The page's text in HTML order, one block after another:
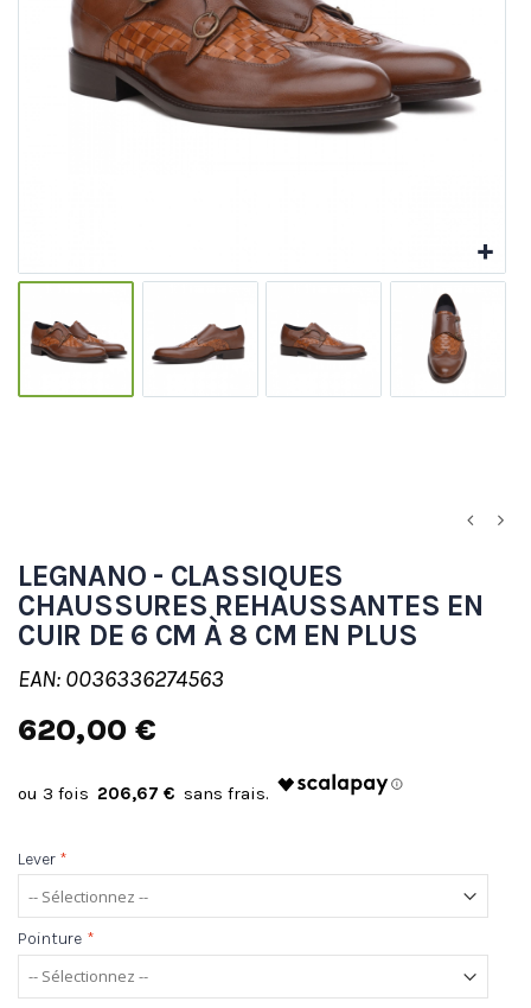
LEGNANO - CLASSIQUES
CHAUSSURES REHAUSSANTES EN
CUIR DE 6 CM À 8 CM EN PLUS
EAN: 0036336274563
620,00 €
206,67 €
Lever *
Pointure *